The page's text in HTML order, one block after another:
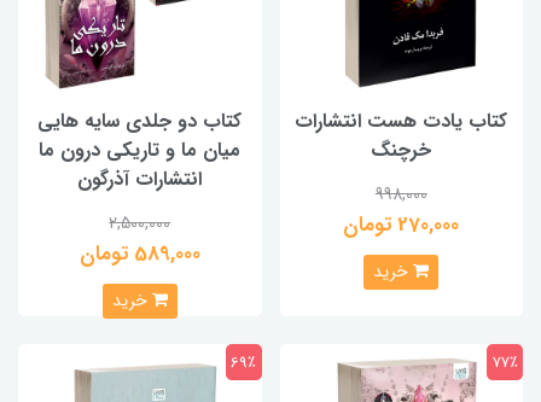
کتاب یادت هست انتشارات
خرچنگ
998,000
270,000 تومان
خرید
کتاب دو جلدی سایه هایی
میان ما و تاریکی درون ما
انتشارات آذرگون
2,500,000
589,000 تومان
خرید
77٪ 69٪